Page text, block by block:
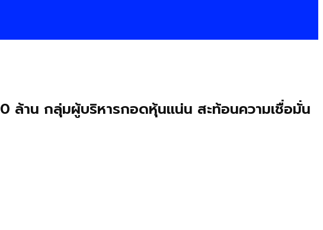
ล้าน กลุ่มผู้บริหารกอดหุ้นแน่น สะท้อนความเชื่อมั่น